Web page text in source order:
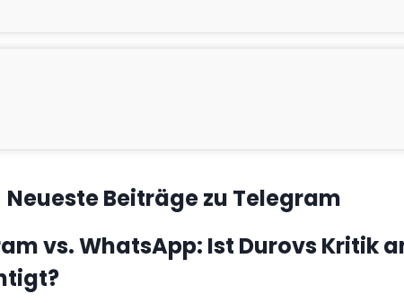
Neueste Beiträge zu Telegram
vs. WhatsApp: Ist Durovs Kritik